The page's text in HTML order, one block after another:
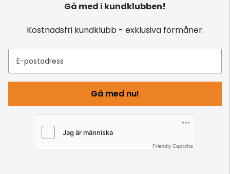
Gå med i kundklubben!
Kostnadsfri kundklubb - exklusiva förmåner.
E-postadress
Gå med nu!
Friendly Captcha